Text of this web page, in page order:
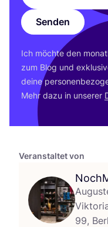
Veranstaltet von
99,
Senden
Ich möch­te den
zum Blog und
dei­ne
Mehr dazu in unse­rer